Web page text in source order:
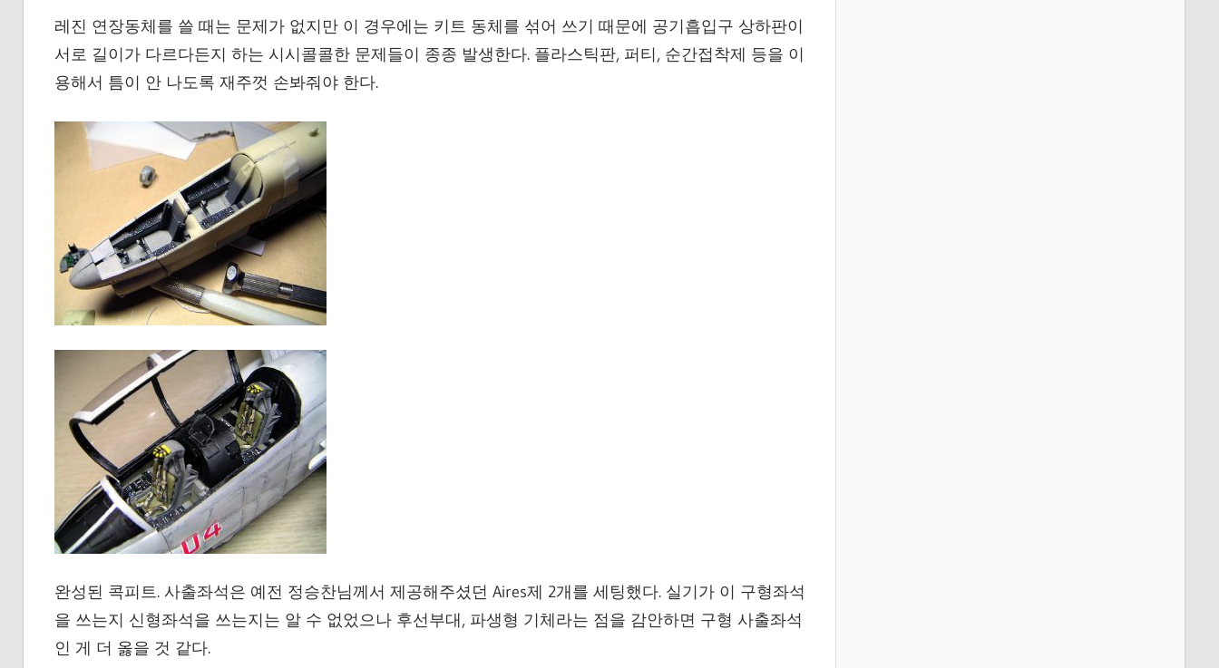
레진 연장동체를 쓸 때는 문제가 없지만 이 경우에는 키트 동체를 섞어 쓰기 때문에 공기흡입구 상하판이
서로 길이가 다르다든지 하는 시시콜콜한 문제들이 종종 발생한다. 플라스틱판, 퍼티, 순간접착제 등을 이
용해서 틈이 안 나도록 재주껏 손봐줘야 한다.
완성된 콕피트. 사출좌석은 예전 정승찬님께서 제공해주셨던 Aires제 2개를 세팅했다. 실기가 이 구형좌석
을 쓰는지 신형좌석을 쓰는지는 알 수 없었으나 후선부대, 파생형 기체라는 점을 감안하면 구형 사출좌석
인 게 더 옳을 것 같다.